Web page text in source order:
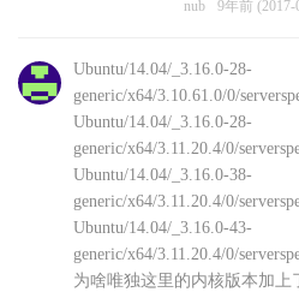
nub 9年前 (2017-
Ubuntu/14.04/_3.16.0-28-
generic/x64/3.10.61.0/0/
Ubuntu/14.04/_3.16.0-28-
generic/x64/3.11.20.4/0/
Ubuntu/14.04/_3.16.0-38-
generic/x64/3.11.20.4/0/
Ubuntu/14.04/_3.16.0-43-
generic/x64/3.11.20.4/0/
为啥唯独这里的内核版本加上